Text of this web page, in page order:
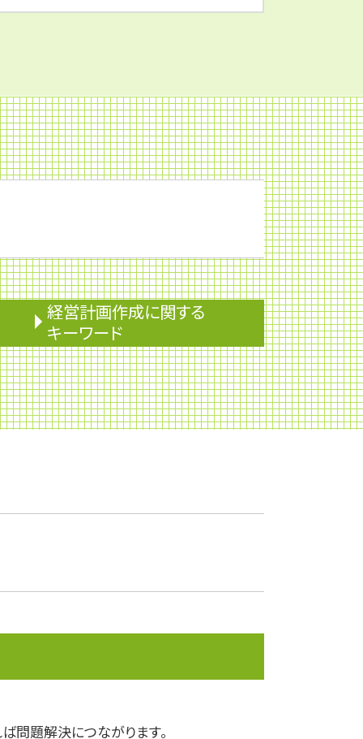
経営計画作成に関する
キーワード
安定配当
課徴金
企業権
監査役
資産運用
株主配分
ライフプランニング
問題解決につながります。